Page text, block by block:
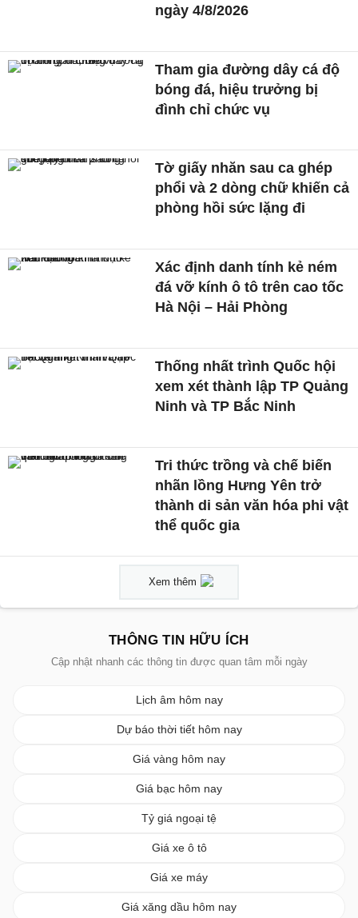
ngày 4/8/2026
Tham gia đường dây cá độ
bóng đá, hiệu trưởng bị
đình chỉ chức vụ
Tờ giấy nhăn sau ca ghép
phổi và 2 dòng chữ khiến cả
phòng hồi sức lặng đi
Xác định danh tính kẻ ném
đá vỡ kính ô tô trên cao tốc
Hà Nội – Hải Phòng
Thống nhất trình Quốc hội
xem xét thành lập TP Quảng
Ninh và TP Bắc Ninh
Tri thức trồng và chế biến
nhãn lồng Hưng Yên trở
thành di sản văn hóa phi vật
thể quốc gia
Xem thêm
THÔNG TIN HỮU ÍCH
Cập nhật nhanh các thông tin được quan tâm mỗi ngày
Lịch âm hôm nay
Dự báo thời tiết hôm nay
Giá vàng hôm nay
Giá bạc hôm nay
Tỷ giá ngoại tệ
Giá xe ô tô
Giá xe máy
Giá xăng dầu hôm nay